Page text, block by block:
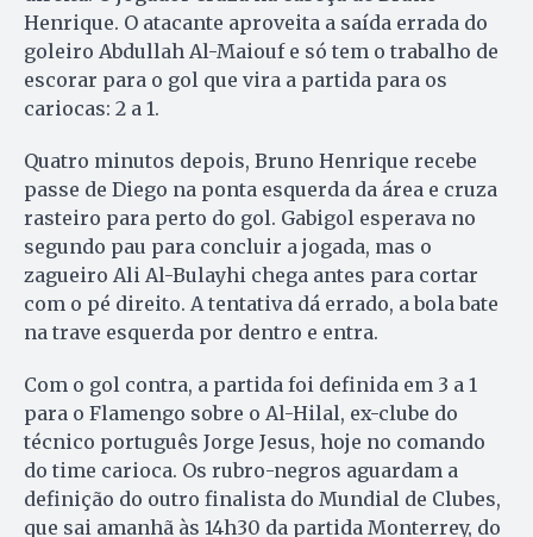
Henrique. O atacante aproveita a saída errada do
goleiro Abdullah Al-Maiouf e só tem o trabalho de
escorar para o gol que vira a partida para os
cariocas: 2 a 1.
Quatro minutos depois, Bruno Henrique recebe
passe de Diego na ponta esquerda da área e cruza
rasteiro para perto do gol. Gabigol esperava no
segundo pau para concluir a jogada, mas o
zagueiro Ali Al-Bulayhi chega antes para cortar
com o pé direito. A tentativa dá errado, a bola bate
na trave esquerda por dentro e entra.
Com o gol contra, a partida foi definida em 3 a 1
para o Flamengo sobre o Al-Hilal, ex-clube do
técnico português Jorge Jesus, hoje no comando
do time carioca. Os rubro-negros aguardam a
definição do outro finalista do Mundial de Clubes,
que sai amanhã às 14h30 da partida Monterrey, do